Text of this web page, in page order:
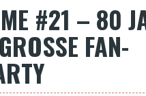
#21 – 80
FAN-